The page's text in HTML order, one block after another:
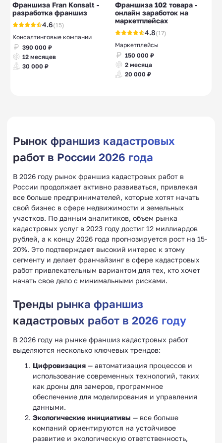
Франшиза Fran Konsalt -
разработка франшиз
4.6(15)
Консалтинговые компании
390 000 ₽
12 месяцев
30 000 ₽
Франшиза 102 товара -
онлайн заработок на
маркетплейсах
4.8(17)
Маркетплейсы
150 000 ₽
2 месяца
20 000 ₽
Рынок франшиз кадастровых
работ в России 2026 года
В 2026 году рынок франшиз кадастровых работ в
России продолжает активно развиваться, привлекая
все больше предпринимателей, которые хотят начать
свой бизнес в сфере недвижимости и земельных
участков. По данным аналитиков, объем рынка
кадастровых услуг в 2023 году достиг 12 миллиардов
рублей, а к концу 2026 года прогнозируется рост на 15-
20%. Это подтверждает высокий интерес к этому
сегменту и делает франчайзинг в сфере кадастровых
работ привлекательным вариантом для тех, кто хочет
начать свое дело с минимальными рисками.
Тренды рынка франшиз
кадастровых работ в 2026 году
В 2026 году на рынке франшиз кадастровых работ
выделяются несколько ключевых трендов:
Цифровизация — автоматизация процессов и
использование современных технологий, таких
как дроны для замеров, программное
обеспечение для моделирования и управления
данными.
Экологические инициативы — все больше
компаний ориентируются на устойчивое
развитие и экологическую ответственность,